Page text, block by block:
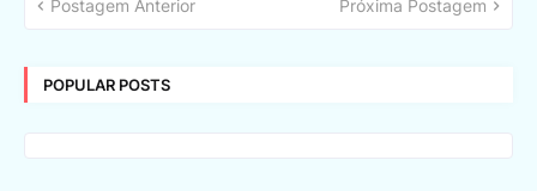
Postagem Anterior Próxima Postagem
POPULAR POSTS